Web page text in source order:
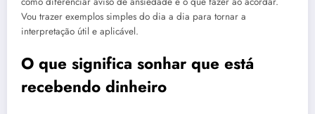
Vou trazer exemplos simples do dia a dia para tornar a
interpretação útil e aplicável.
O que significa sonhar que está
recebendo dinheiro